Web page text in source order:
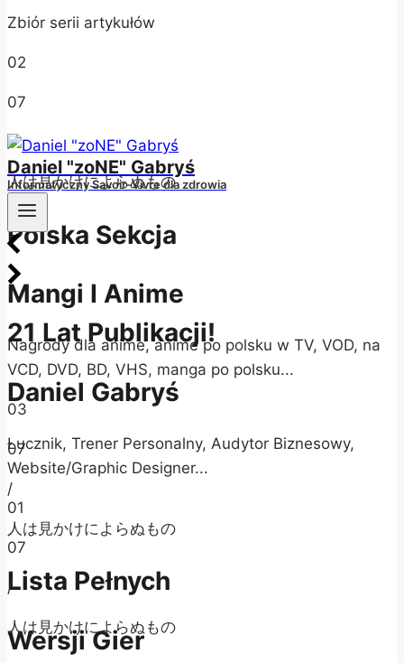
Zbiór serii artykułów
02
07
/
人は見かけによらぬもの
Polska Sekcja
Mangi I Anime
Nagrody dla anime, anime po polsku w TV, VOD, na
VCD, DVD, BD, VHS, manga po polsku...
03
07
/
人は見かけによらぬもの
Lista Pełnych
Wersji Gier
Daniel "zoNE" Gabryś
Informatyczny Savoir-Vivre dla zdrowia
21 Lat Publikacji!
Daniel Gabryś
Łucznik, Trener Personalny, Audytor Biznesowy,
Website/Graphic Designer...
01
07
/
人は見かけによらぬもの